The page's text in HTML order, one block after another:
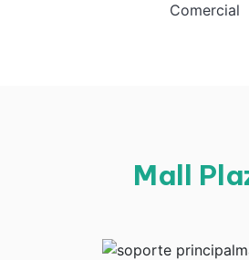
Comercial
Mall